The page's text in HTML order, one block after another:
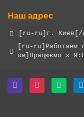
Наш адрес
[ru-ru]г. Киев[/
[ru-
ua]Працюємо з